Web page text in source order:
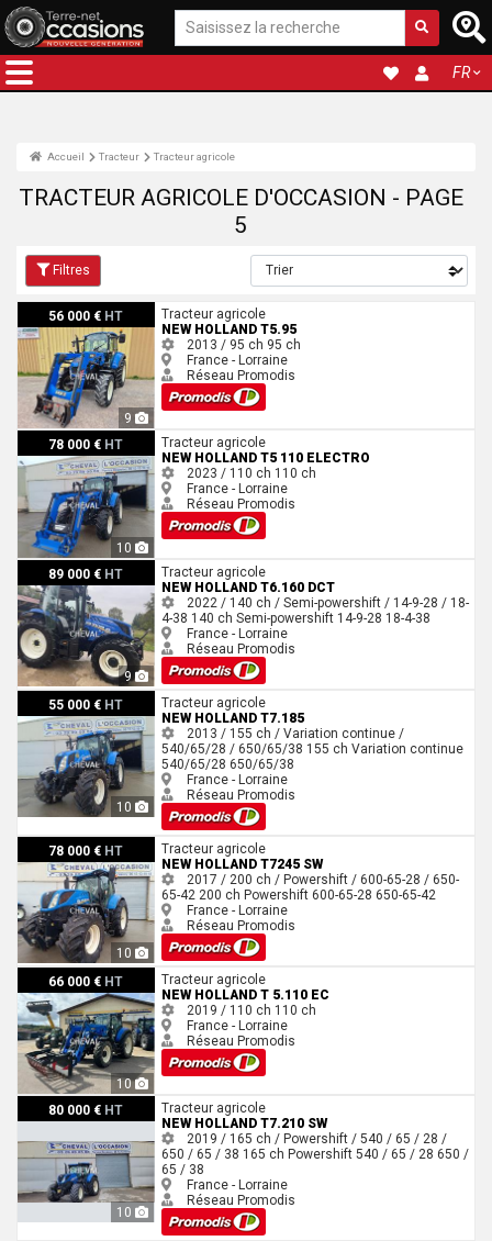
FR
Accueil Tracteur Tracteur agricole
TRACTEUR AGRICOLE D'OCCASION - PAGE
5
Filtres
56 000 € HT
9
New Holland T5.95
Tracteur agricole
NEW HOLLAND T5.95
2013 / 95 ch 95 ch
France - Lorraine
Réseau Promodis
78 000 € HT
10
New Holland T5 110 electroTracteur agricole
NEW HOLLAND T5 110 ELECTRO
2023 / 110 ch 110 ch
France - Lorraine
Réseau Promodis
89 000 € HT
9
New Holland T6.160 dct Tracteur agricole
NEW HOLLAND T6.160 DCT
2022 / 140 ch / Semi-powershift / 14-9-28 / 18-
4-38 140 ch Semi-powershift 14-9-28 18-4-38
France - Lorraine
Réseau Promodis
55 000 € HT
10
New Holland T7.185
Tracteur agricole
NEW HOLLAND T7.185
2013 / 155 ch / Variation continue /
540/65/28 / 650/65/38 155 ch Variation continue
540/65/28 650/65/38
France - Lorraine
Réseau Promodis
78 000 € HT
10
New Holland T7245 sw
Tracteur agricole
NEW HOLLAND T7245 SW
2017 / 200 ch / Powershift / 600-65-28 / 650-
65-42 200 ch Powershift 600-65-28 650-65-42
France - Lorraine
Réseau Promodis
66 000 € HT
10
New Holland T 5.110 EC Tracteur agricole
NEW HOLLAND T 5.110 EC
2019 / 110 ch 110 ch
France - Lorraine
Réseau Promodis
80 000 € HT
10
New Holland T7.210 sw
Tracteur agricole
NEW HOLLAND T7.210 SW
2019 / 165 ch / Powershift / 540 / 65 / 28 /
650 / 65 / 38 165 ch Powershift 540 / 65 / 28 650 /
65 / 38
France - Lorraine
Réseau Promodis